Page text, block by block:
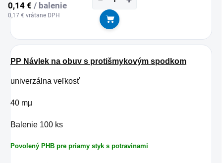
0,14 € / balenie
0,17 € vrátane DPH
Do košíka
PP Návlek na obuv s protišmykovým spodkom
univerzálna veľkosť
40 mµ
Balenie 100 ks
Povolený PHB pre priamy styk s potravinami